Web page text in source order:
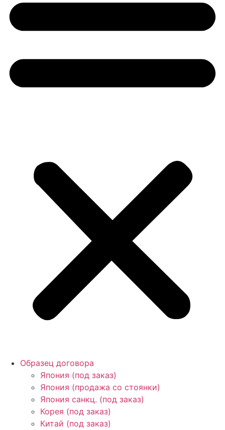
Образец договора
Япония (под заказ)
Япония (продажа со стоянки)
Япония санкц. (под заказ)
Корея (под заказ)
Китай (под заказ)